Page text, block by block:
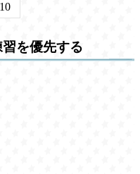
を優先する